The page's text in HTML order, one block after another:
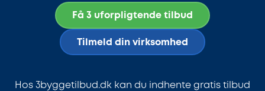
Få 3 uforpligtende tilbud
Tilmeld din virksomhed
Hos 3byggetilbud.dk kan du indhente gratis tilbud